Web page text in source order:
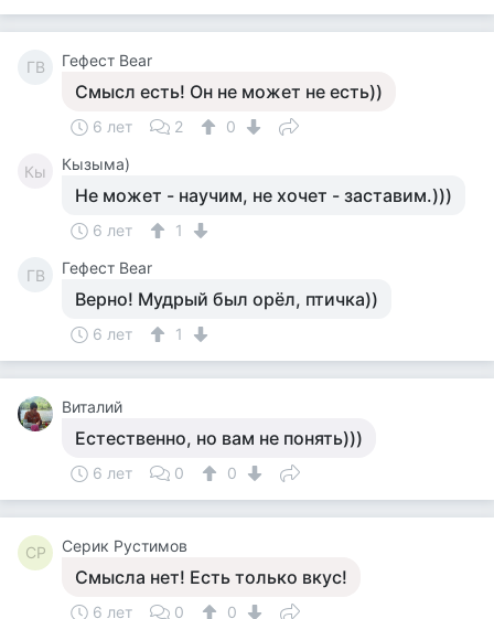
ГB Гефест Bear
Смысл есть! Он не может не есть))
6 лет 2 0
Кы Кызыма)
Не может - научим, не хочет - заставим.)))
6 лет 1
ГB Гефест Bear
Верно! Мудрый был орёл, птичка))
6 лет 1
Виталий
Естественно, но вам не понять)))
6 лет 0 0
СР Серик Рустимов
Смысла нет! Есть только вкус!
6 лет 0 0